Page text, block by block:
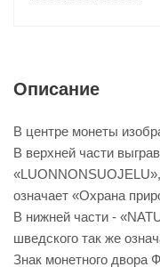
Описание
В центре монеты
В верхней части
означает «Охрана
В нижней части -
шведского так же
Знак монетного двора